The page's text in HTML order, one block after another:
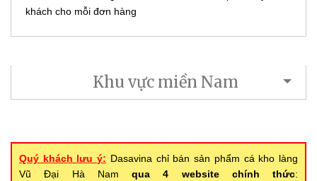
khách cho mỗi đơn hàng
Khu vực miền Nam
Quý khách lưu ý: Dasavina chỉ bán sản phẩm cá kho làng
Vũ Đại Hà Nam qua 4 website chính thức: